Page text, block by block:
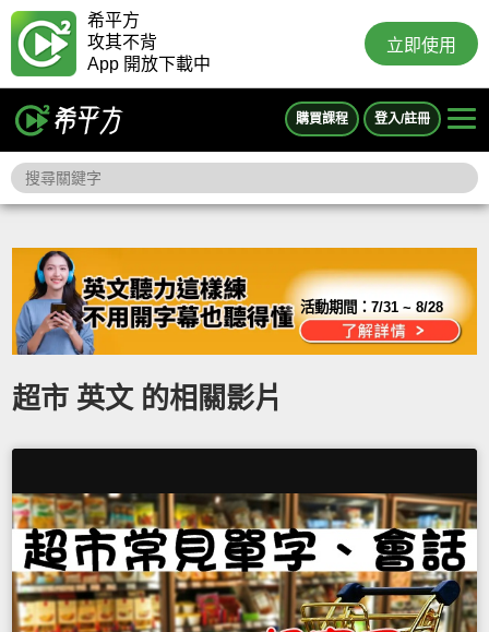
希平方
攻其不背
App 開放下載中
立即使用
購買課程 登入/註冊
活動期間：7/31 ~ 8/28
超市 英文 的相關影片